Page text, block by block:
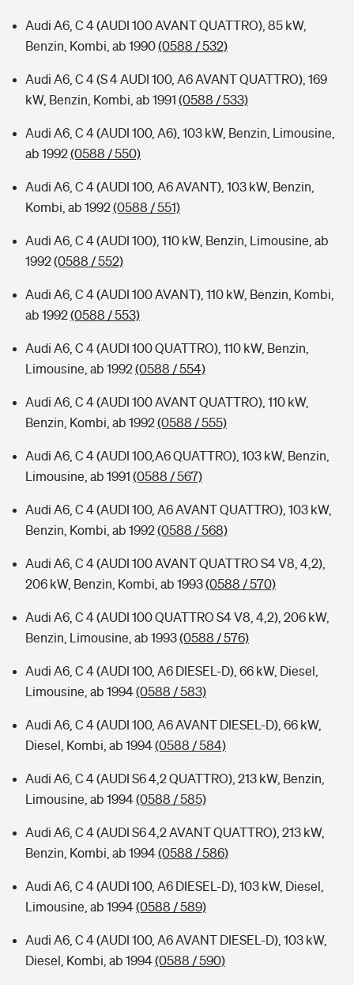
Audi A6, C 4 (AUDI 100 AVANT QUATTRO), 85 kW,
Benzin, Kombi, ab 1990(0588 / 532)
Audi A6, C 4 (S 4 AUDI 100, A6 AVANT QUATTRO), 169
kW, Benzin, Kombi, ab 1991 (0588 / 533)
Audi A6, C 4 (AUDI 100, A6), 103 kW, Benzin, Limousine,
ab 1992(0588 / 550)
Audi A6, C 4 (AUDI 100, A6 AVANT), 103 kW, Benzin,
Kombi, ab 1992(0588 / 551)
Audi A6, C 4 (AUDI 100), 110 kW, Benzin, Limousine, ab
1992(0588 / 552)
Audi A6, C 4 (AUDI 100 AVANT), 110 kW, Benzin, Kombi,
ab 1992(0588 / 553)
Audi A6, C 4 (AUDI 100 QUATTRO), 110 kW, Benzin,
Limousine, ab 1992(0588 / 554)
Audi A6, C 4 (AUDI 100 AVANT QUATTRO), 110 kW,
Benzin, Kombi, ab 1992(0588 / 555)
Audi A6, C 4 (AUDI 100,A6 QUATTRO), 103 kW, Benzin,
Limousine, ab 1991 (0588 / 567)
Audi A6, C 4 (AUDI 100, A6 AVANT QUATTRO), 103 kW,
Benzin, Kombi, ab 1992(0588 / 568)
Audi A6, C 4 (AUDI 100 AVANT QUATTRO S4 V8, 4,2),
206 kW, Benzin, Kombi, ab 1993(0588 / 570)
Audi A6, C 4 (AUDI 100 QUATTRO S4 V8, 4,2), 206 kW,
Benzin, Limousine, ab 1993(0588 / 576)
Audi A6, C 4 (AUDI 100, A6 DIESEL-D), 66 kW, Diesel,
Limousine, ab 1994(0588 / 583)
Audi A6, C 4 (AUDI 100, A6 AVANT DIESEL-D), 66 kW,
Diesel, Kombi, ab 1994(0588 / 584)
Audi A6, C 4 (AUDI S6 4,2 QUATTRO), 213 kW, Benzin,
Limousine, ab 1994(0588 / 585)
Audi A6, C 4 (AUDI S6 4,2 AVANT QUATTRO), 213 kW,
Benzin, Kombi, ab 1994(0588 / 586)
Audi A6, C 4 (AUDI 100, A6 DIESEL-D), 103 kW, Diesel,
Limousine, ab 1994(0588 / 589)
Audi A6, C 4 (AUDI 100, A6 AVANT DIESEL-D), 103 kW,
Diesel, Kombi, ab 1994(0588 / 590)